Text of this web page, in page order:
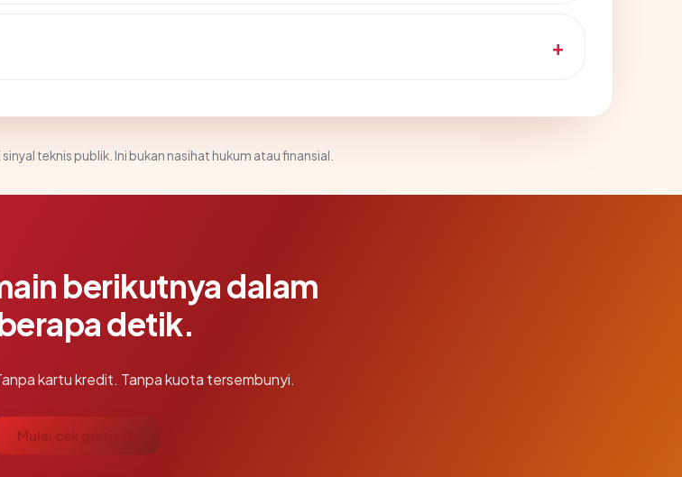
teknis publik. Ini bukan nasihat hukum atau finansial.
berikutnya dalam
detik.
kartu kredit. Tanpa kuota tersembunyi.
Mulai cek gratis →